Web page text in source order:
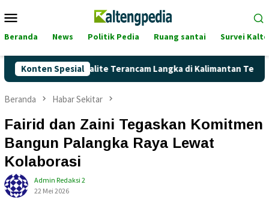
ke
Mobile
Beranda News Politik Pedia Ruang santai Survei
Konten Spesial
Pertalite Terancam Langka di Kalimantan Tengah?
Beranda Habar Sekitar
Fairid dan Zaini Tegaskan Komitmen
Bangun Palangka Raya Lewat
Kolaborasi
Admin Redaksi 2
22 Mei 2026